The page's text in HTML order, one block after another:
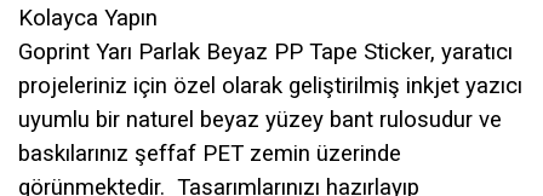
Kolayca Yapın
Goprint Yarı Parlak Beyaz PP Tape Sticker, yaratıcı
projeleriniz için özel olarak geliştirilmiş inkjet yazıcı
uyumlu bir naturel beyaz yüzey bant rulosudur ve
baskılarınız şeffaf PET zemin üzerinde
görünmektedir. Tasarımlarınızı hazırlayıp